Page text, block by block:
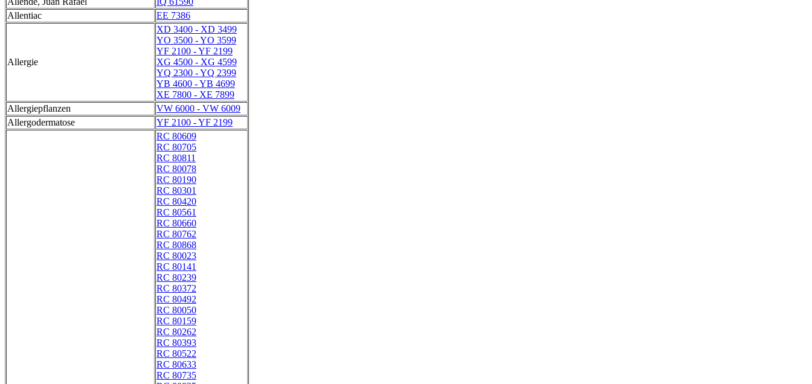
Allentiac
EE 7386
Allergie
XD 3400 - XD 3499
YO 3500 - YO 3599
YF 2100 - YF 2199
XG 4500 - XG 4599
YQ 2300 - YQ 2399
YB 4600 - YB 4699
XE 7800 - XE 7899
Allergiepflanzen
VW 6000 - VW 6009
Allergodermatose
YF 2100 - YF 2199
RC 80609
RC 80705
RC 80811
RC 80078
RC 80190
RC 80301
RC 80420
RC 80561
RC 80660
RC 80762
RC 80868
RC 80023
RC 80141
RC 80239
RC 80372
RC 80492
RC 80050
RC 80159
RC 80262
RC 80393
RC 80522
RC 80633
RC 80735